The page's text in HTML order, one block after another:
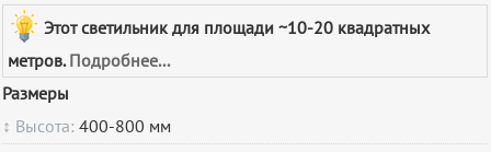
Этот светильник для площади ~10-20 квадратных
метров. Подробнее...
Размеры
↕ Высота:400-800 мм